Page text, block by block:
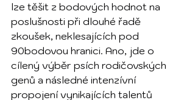
lze těšit z bodových hodnot na
poslušnosti při dlouhé řadě
zkoušek, neklesajících pod
90bodovou hranici. Ano, jde o
cílený výběr psích rodičovských
genů a následné intenzívní
propojení vynikajících talentů